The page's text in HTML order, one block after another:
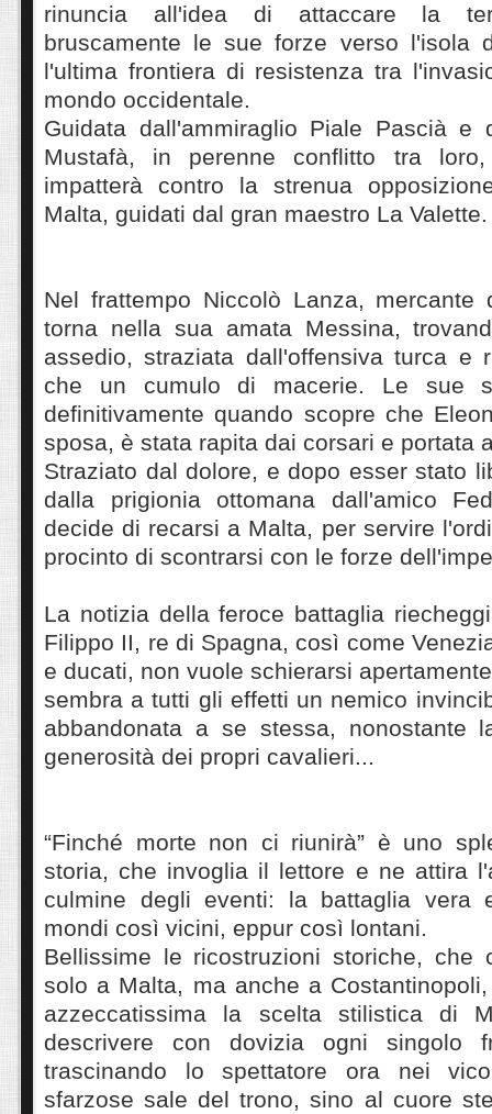
rinuncia all'idea di attaccare la
bruscamente le sue forze verso l'isola
l'ultima frontiera di resistenza tra
mondo occidentale.
Guidata dall'ammiraglio Piale Pascià e
Mustafà, in perenne conflitto tra
impatterà contro la strenua
Malta, guidati dal gran maestro La Valette.
Nel frattempo Niccolò Lanza, mercante
torna nella sua amata Messina,
assedio, straziata dall'offensiva turca e
che un cumulo di macerie. Le sue
definitivamente quando scopre che
sposa, è stata rapita dai corsari e portata
Straziato dal dolore, e dopo esser stato
dalla prigionia ottomana dall'amico
decide di recarsi a Malta, per servire
procinto di scontrarsi con le forze
La notizia della feroce battaglia
Filippo II, re di Spagna, così come
e ducati, non vuole schierarsi
sembra a tutti gli effetti un nemico
abbandonata a se stessa, nonostante
generosità dei propri cavalieri...
“Finché morte non ci riunirà” è uno
storia, che invoglia il lettore e ne attira
culmine degli eventi: la battaglia vera
mondi così vicini, eppur così lontani.
Bellissime le ricostruzioni storiche, che
solo a Malta, ma anche a
azzeccatissima la scelta stilistica di
descrivere con dovizia ogni singolo
trascinando lo spettatore ora nei
sfarzose sale del trono, sino al cuore